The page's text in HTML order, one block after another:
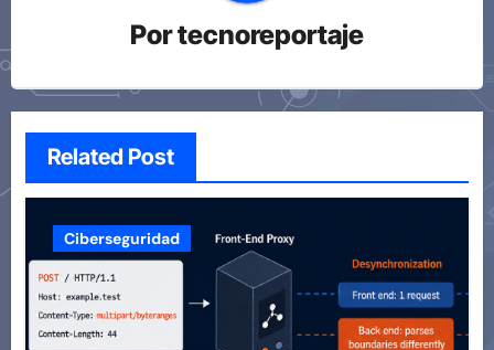
Portecnoreportaje
Related Post
Ciberseguridad